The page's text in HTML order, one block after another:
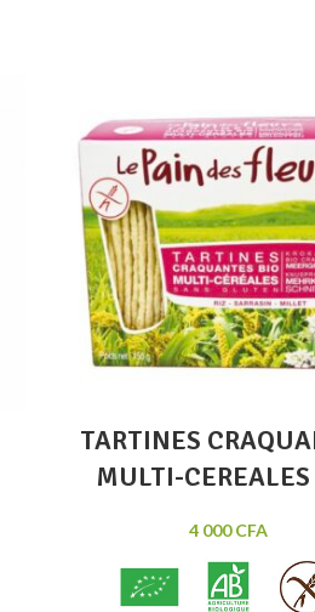
TARTINES
MULTI-
4 000CFA